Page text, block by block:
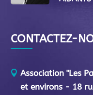
CONTACTEZ-
Association "Les
et environs - 18